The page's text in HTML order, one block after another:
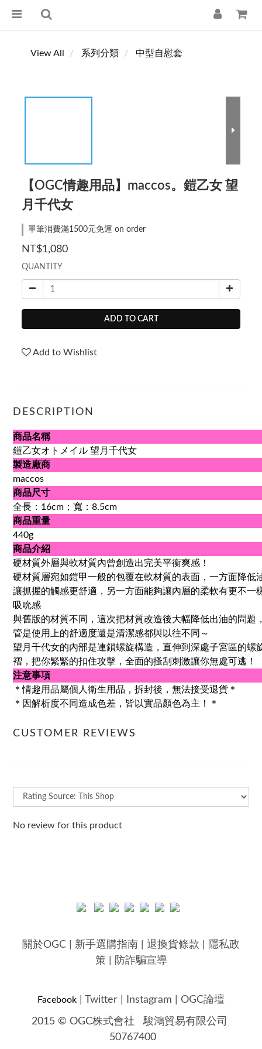
View All 系列分類 中型自慰套
【OGC情趣用品】maccos。鎧乙女 望
月千代女
單筆消費滿1500元免運 on order
NT$1,080
QUANTITY
ADD TO CART
Add to Wishlist
DESCRIPTION
商品名稱
鎧乙女オトメイル 望月千代女
製造廠商
maccos
商品尺寸
全長：16cm；寬：8.5cm
商品重量
440g
商品介紹
硬材質外層與軟材質內曾創造出完美平衡爽感！
硬材質層宛如鎧甲一般的包覆在軟材質的表面，一方面降低
讓抓握的觸感更舒適，另一方面能夠讓內層的柔軟有更不一
吸吮感
與舊版的材質不同，這次把材質改造後大幅降低出油的問題
管是使用上的舒適度還是清潔感都與以往不同～
望月千代女的內部是連鎖螺旋構造，直伸到深處子宮區的螺
褶，把你緊緊的扣住攻擊，全面的搔刮刺激讓你無處可逃！
注意事項
＊情趣用品屬個人衛生用品，拆封後，無法接受退貨＊
＊因解析度不同造成色差，皆以實品顏色為主！＊
CUSTOMER REVIEWS
No review for this product
關於OGC 新手選購指南 退換貨條款
隱私政
策
防詐騙宣導
Facebook Twitter Instagram OGC論壇
2015 © OGC株式會社駿鴻貿易有限公司
50767400